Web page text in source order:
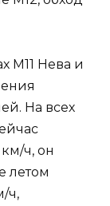
М11 Нева и
На всех
ч, он
летом
ч,